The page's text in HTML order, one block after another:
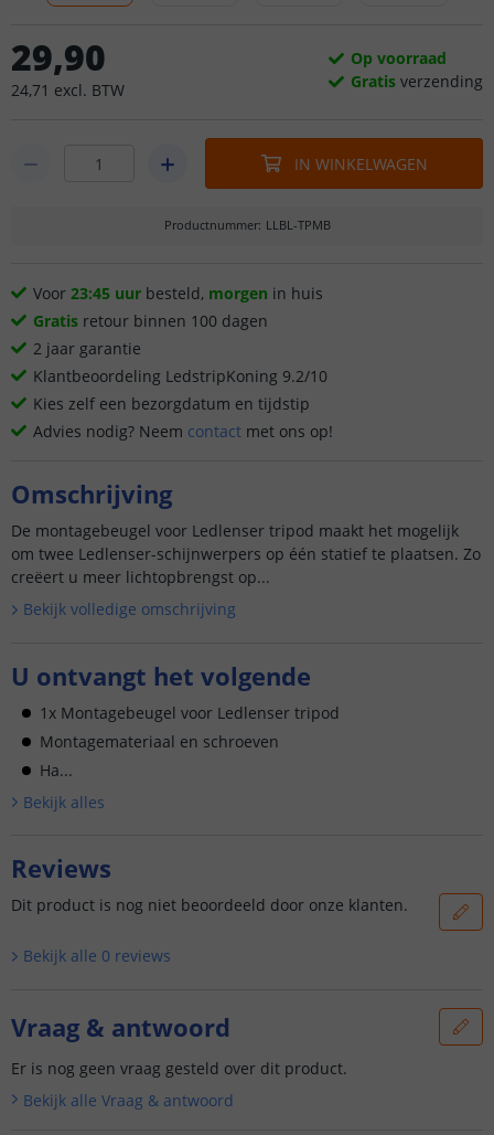
29,90
24,71 excl. BTW
Op voorraad
Gratis verzending
IN WINKELWAGEN
Productnummer: LLBL-TPMB
Voor 23:45 uur besteld, morgen in huis
Gratis retour binnen 100 dagen
2 jaar garantie
Klantbeoordeling LedstripKoning 9.2/10
Kies zelf een bezorgdatum en tijdstip
Advies nodig? Neem contact met ons op!
Omschrijving
De montagebeugel voor Ledlenser tripod maakt het mogelijk
om twee Ledlenser-schijnwerpers op één statief te plaatsen. Zo
creëert u meer lichtopbrengst op...
Bekijk volledige omschrijving
U ontvangt het volgende
1x Montagebeugel voor Ledlenser tripod
Montagemateriaal en schroeven
Ha...
Bekijk alles
Reviews
Dit product is nog niet beoordeeld door onze klanten.
Bekijk alle 0 reviews
Vraag & antwoord
Er is nog geen vraag gesteld over dit product.
Bekijk alle Vraag & antwoord